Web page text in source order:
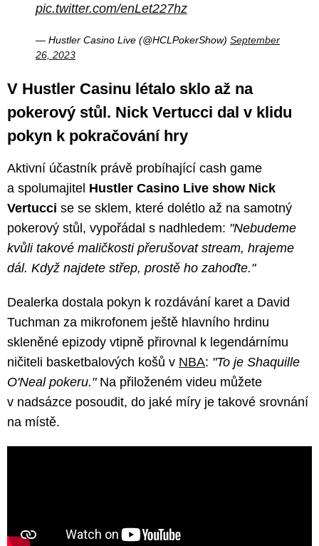
pic.twitter.com/enLet227hz
— Hustler Casino Live (@HCLPokerShow) September
26, 2023
V Hustler Casinu létalo sklo až na
pokerový stůl. Nick Vertucci dal v klidu
pokyn k pokračování hry
Aktivní účastník právě probíhající cash game
a spolumajitel Hustler Casino Live show Nick
Vertucci se se sklem, které dolétlo až na samotný
pokerový stůl, vypořádal s nadhledem: "Nebudeme
kvůli takové maličkosti přerušovat stream, hrajeme
dál. Když najdete střep, prostě ho zahoďte."
Dealerka dostala pokyn k rozdávání karet a David
Tuchman za mikrofonem ještě hlavního hrdinu
skleněné epizody vtipně přirovnal k legendárnímu
ničiteli basketbalových košů v NBA: "To je Shaquille
O'Neal pokeru."Na přiloženém videu můžete
v nadsázce posoudit, do jaké míry je takové srovnání
na místě.